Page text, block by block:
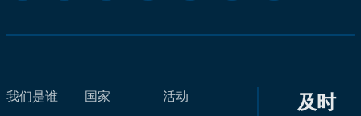
我们是谁
国家
活动
及时